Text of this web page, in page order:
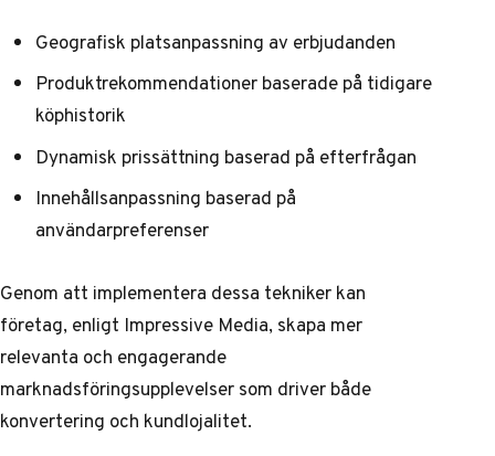
Geografisk platsanpassning av erbjudanden
Produktrekommendationer baserade på tidigare
köphistorik
Dynamisk prissättning baserad på efterfrågan
Innehållsanpassning baserad på
användarpreferenser
Genom att implementera dessa tekniker kan
företag, enligt Impressive Media, skapa mer
relevanta och engagerande
marknadsföringsupplevelser som driver både
konvertering och kundlojalitet.